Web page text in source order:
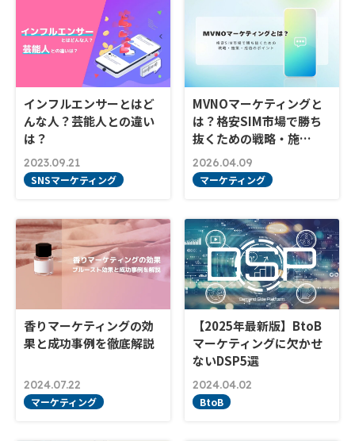
インフルエンサーとはど
んな人？芸能人との違い
は？
2023.09.21
SNSマーケティング
MVNOマーケティングと
は？格安SIM市場で勝ち
抜くための戦略・施…
2026.04.09
マーケティング
香りマーケティングの効
果と成功事例を徹底解説
2024.07.22
マーケティング
【2025年最新版】BtoB
マーケティングに欠かせ
ないDSP5選
2024.04.02
BtoB